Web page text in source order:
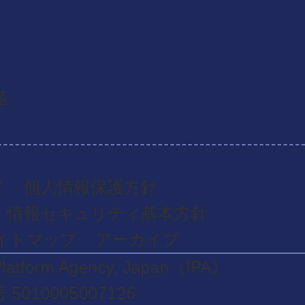
個人情報保護方針
情報セキュリティ基本方針
トマップ
アーカイブ
Agency, Japan （IPA）
5010005007126